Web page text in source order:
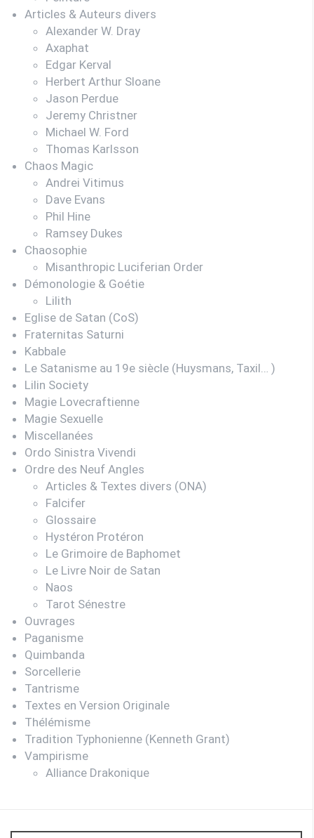
Articles & Auteurs divers
Alexander W. Dray
Axaphat
Edgar Kerval
Herbert Arthur Sloane
Jason Perdue
Jeremy Christner
Michael W. Ford
Thomas Karlsson
Chaos Magic
Andrei Vitimus
Dave Evans
Phil Hine
Ramsey Dukes
Chaosophie
Misanthropic Luciferian Order
Démonologie & Goétie
Lilith
Eglise de Satan (CoS)
Fraternitas Saturni
Kabbale
Le Satanisme au 19e siècle (Huysmans, Taxil… )
Lilin Society
Magie Lovecraftienne
Magie Sexuelle
Miscellanées
Ordo Sinistra Vivendi
Ordre des Neuf Angles
Articles & Textes divers (ONA)
Falcifer
Glossaire
Hystéron Protéron
Le Grimoire de Baphomet
Le Livre Noir de Satan
Naos
Tarot Sénestre
Ouvrages
Paganisme
Quimbanda
Sorcellerie
Tantrisme
Textes en Version Originale
Thélémisme
Tradition Typhonienne (Kenneth Grant)
Vampirisme
Alliance Drakonique